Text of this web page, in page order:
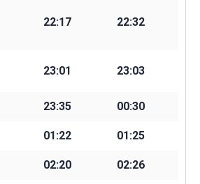
22:17 22:32
23:01 23:03
23:35 00:30
01:22 01:25
02:20 02:26